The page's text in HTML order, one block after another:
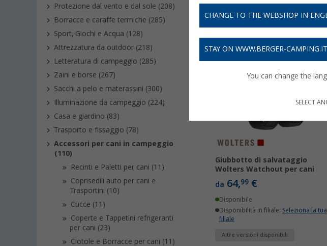
Protezione dal vento e dal sole (208)
Borracce e caraffe termiche (285)
Sport, Giochi e Acqua (128)
Attrezzatura da outdoor (218)
Letteratura di campeggio (285)
Zaini e borse (267)
Sacchi a pelo e materassini (300)
Illuminazione da campeggio (224)
Casa e giardino (83)
Trasporto e fissaggio (78)
Accessori per cani in campeggio
(110)
Recinti e Paletti per cani (11)
Coprisedili auto per cani e
Trasportini (10)
Cucce (11)
Coperte e Tappetini refrigeranti
per cani (23)
Ciotole e Borracce per cani (11)
campeggio, outdoor e vacanze in
Giubbotto di salvataggio
Wolters Watchout per cani
da 64,99 €
Disponibile
Disponibilità in filiale: Seleziona la tua
filiale
Altre versioni disponibili
CHANGE TO THE WEBSHOP IN
STAY ON WWW.BERGER-CAMPING.IT
You can change the
SELECT